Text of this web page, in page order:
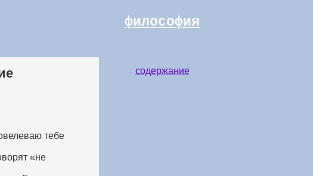
философия
тебе
«не
содержание